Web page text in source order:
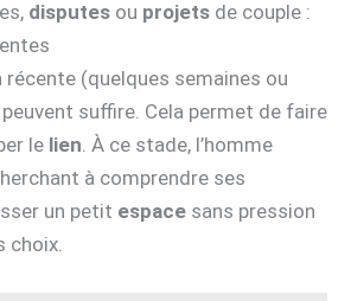
disputes ou projets de couple :
récente (quelques semaines ou
suffire. Cela permet de faire
le lien . À ce stade, l’homme
à comprendre ses
un petit espace sans pression
choix.